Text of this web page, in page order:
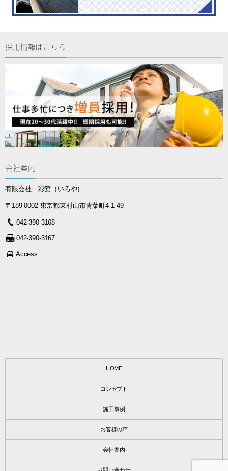
採用情報はこちら
会社案内
有限会社 彩館（いろや）
〒189-0002 東京都東村山市青葉町4-1-49
042-390-3168
042-390-3167
Access
HOME
コンセプト
施工事例
お客様の声
会社案内